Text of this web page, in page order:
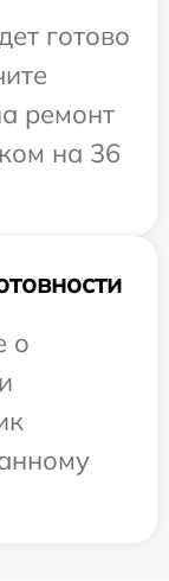
готово
ремонт
на 36
о